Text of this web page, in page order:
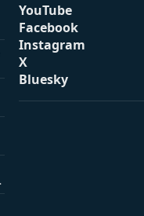
YouTube
Facebook
Instagram
X
Bluesky